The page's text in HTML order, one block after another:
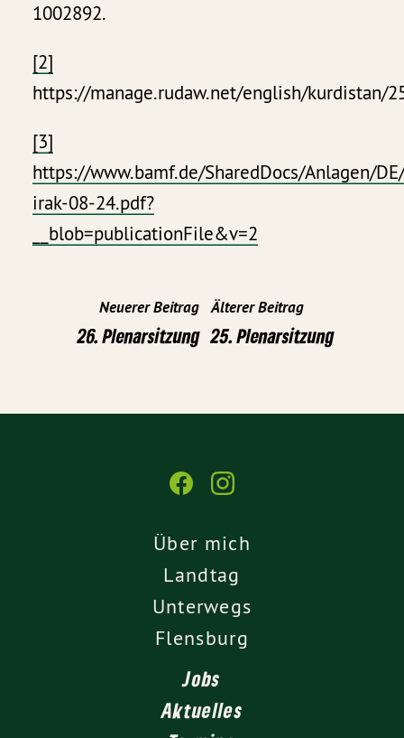
1002892.
[2]
https://manage.rudaw.net/english/kurdistan/
[3]
https://www.bamf.de/SharedDocs/Anlagen/
irak-08-24.pdf?
__blob=publicationFile&v=2
Neuerer Beitrag
26. Plenarsitzung
Älterer Beitrag
25. Plenarsitzung
Über mich
Landtag
Unterwegs
Flensburg
Jobs
Aktuelles